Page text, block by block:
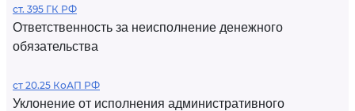
ст. 395 ГК РФ
Ответственность за неисполнение денежного
обязательства
ст 20.25 КоАП РФ
Уклонение от исполнения административного